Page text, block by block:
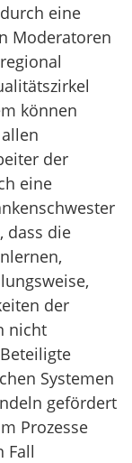
eine
Moderatoren
können
der
eine
dass die
der
nicht
Systemen
gefördert
Prozesse
Fall